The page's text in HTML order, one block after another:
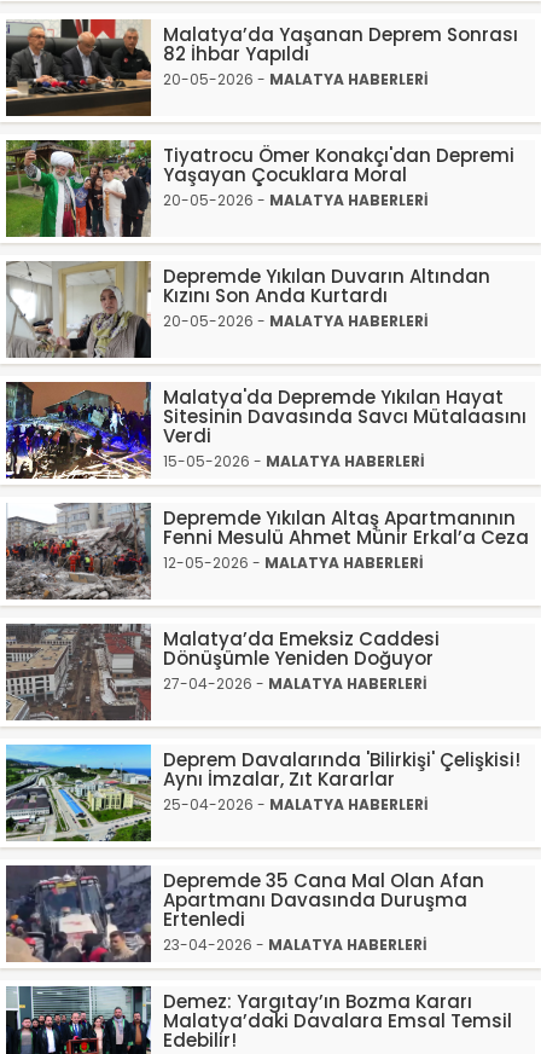
Malatya’da Yaşanan Deprem Sonrası
82 İhbar Yapıldı
20-05-2026 - MALATYA HABERLERİ
Tiyatrocu Ömer Konakçı'dan Depremi
Yaşayan Çocuklara Moral
20-05-2026 - MALATYA HABERLERİ
Depremde Yıkılan Duvarın Altından
Kızını Son Anda Kurtardı
20-05-2026 - MALATYA HABERLERİ
Malatya'da Depremde Yıkılan Hayat
Sitesinin Davasında Savcı Mütalaasını
Verdi
15-05-2026 - MALATYA HABERLERİ
Depremde Yıkılan Altaş Apartmanının
Fenni Mesulü Ahmet Münir Erkal’a Ceza
12-05-2026 - MALATYA HABERLERİ
Malatya’da Emeksiz Caddesi
Dönüşümle Yeniden Doğuyor
27-04-2026 - MALATYA HABERLERİ
Deprem Davalarında 'Bilirkişi' Çelişkisi!
Aynı İmzalar, Zıt Kararlar
25-04-2026 - MALATYA HABERLERİ
Depremde 35 Cana Mal Olan Afan
Apartmanı Davasında Duruşma
Ertenledi
23-04-2026 - MALATYA HABERLERİ
Demez: Yargıtay’ın Bozma Kararı
Malatya’daki Davalara Emsal Temsil
Edebilir!